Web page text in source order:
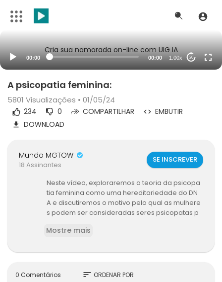
Cria sua namorada on-line com UIG IA
00:00 00:00 1.00x 20
A psicopatia feminina:
5801 Visualizações • 01/05/24
234 0 COMPARTILHAR
EMBUTIR
DOWNLOAD
Mundo MGTOW
18 Assinantes
SE INSCREVER
Neste vídeo, exploraremos a teoria da psicopa
tia feminina como uma hereditariedade do DN
A e discutiremos o motivo pelo qual as mulhere
s podem ser consideradas seres psicopatas p
Mostre mais
0 Comentários sort ORDENAR POR